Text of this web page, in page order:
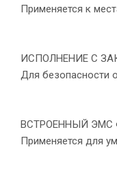
Применяется к
ИСПОЛНЕНИЕ С
Для безопасности
ВСТРОЕННЫЙ ЭМС
Применяется для